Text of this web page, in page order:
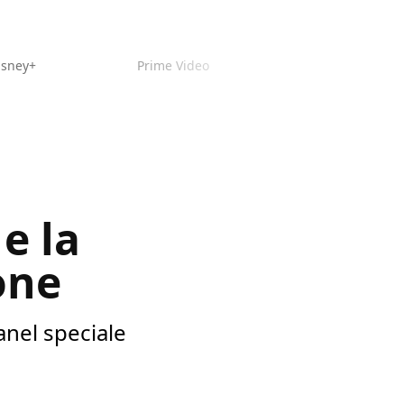
Prime Video
la
speciale